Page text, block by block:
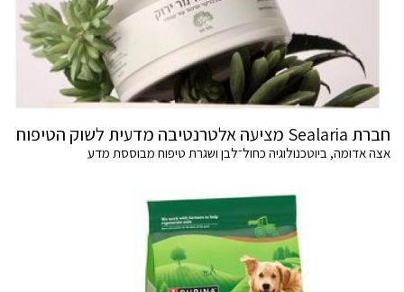
חברת Sealaria מציעה אלטרנטיבה מדעית לשוק הטיפוח
אצה אדומה, ביוטכנולוגיה כחול־לבן ושגרת טיפוח מבוססת מדע